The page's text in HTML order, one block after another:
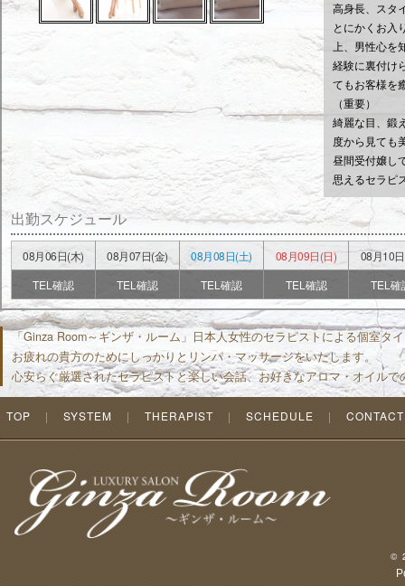
高身長、スタ
とにかくお入
上、男性心を
経験に裏付け
てもお客様を
（重要）
綺麗な目、鍛
度から見ても
昼間受付嬢し
思えるセラピ
出勤スケジュール
08月06日(木) 08月07日(金) 08月08日(土) 08月09日(日)
08月10
TEL確認
TEL確認 TEL確認 TEL確認 TEL確
「Ginza Room～ギンザ・ルーム」日本人女性のセラピストによる個室タ
お疲れの貴方のためにしっかりとリンパ・マッサージをいたします。
心安らぐ厳選されたセラピストと楽しい会話、お好きなアロマ・オイル
TOP SYSTEM THERAPIST SCHEDULE CONTACT
©